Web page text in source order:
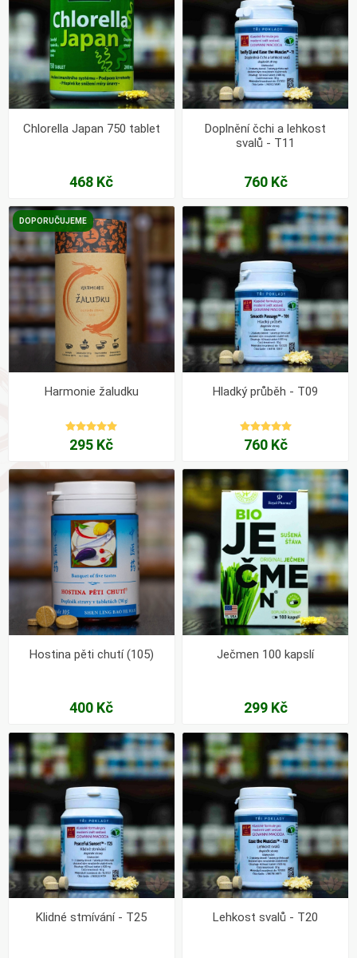
Chlorella Japan 750 tablet
468 Kč
Doplnění čchi a lehkost
svalů - T11
760 Kč
DOPORUČUJEME
Harmonie žaludku
295 Kč
Hladký průběh - T09
760 Kč
Hostina pěti chutí (105)
400 Kč
Ječmen 100 kapslí
299 Kč
Klidné stmívání - T25 Lehkost svalů - T20